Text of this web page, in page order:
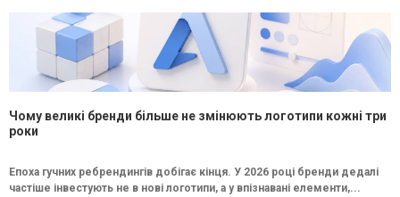
Чому великі бренди більше не змінюють логотипи кожні три
роки
Епоха гучних ребрендингів добігає кінця. У 2026 році бренди дедалі
частіше інвестують не в нові логотипи, а у впізнавані елементи,...